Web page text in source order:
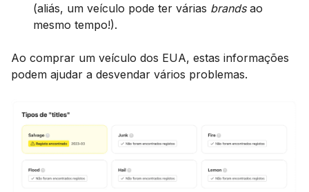
(aliás, um veículo pode ter várias brandsao
mesmo tempo!).
Ao comprar um veículo dos EUA, estas informações
podem ajudar a desvendar vários problemas.